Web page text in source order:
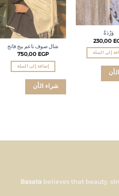
وَرْدَةٌ
230,00
إلى السلة
شال صوف ناعم بيج فاتح
750,00EGP
إضافة إلى السلة
شراء الأن
believes that beauty,